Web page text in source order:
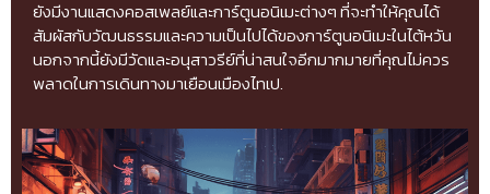
ยังมีงานแสดงคอสเพลย์และการ์ตูนอนิเมะต่างๆ ที่จะทำให้คุณได้
สัมผัสกับวัฒนธรรมและความเป็นไปได้ของการ์ตูนอนิเมะในไต้หวัน
นอกจากนี้ยังมีวัดและอนุสาวรีย์ที่น่าสนใจอีกมากมายที่คุณไม่ควร
พลาดในการเดินทางมาเยือนเมืองไทเป.